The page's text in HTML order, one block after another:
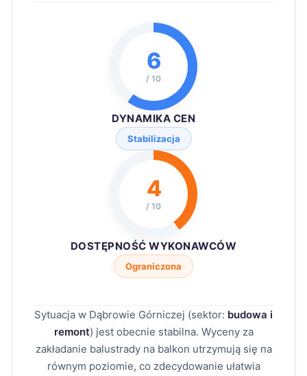
6
/ 10
DYNAMIKA CEN
Stabilizacja
4
/ 10
DOSTĘPNOŚĆ WYKONAWCÓW
Ograniczona
Sytuacja w Dąbrowie Górniczej (sektor: budowa i
remont) jest obecnie stabilna. Wyceny za
zakładanie balustrady na balkon utrzymują się na
równym poziomie, co zdecydowanie ułatwia